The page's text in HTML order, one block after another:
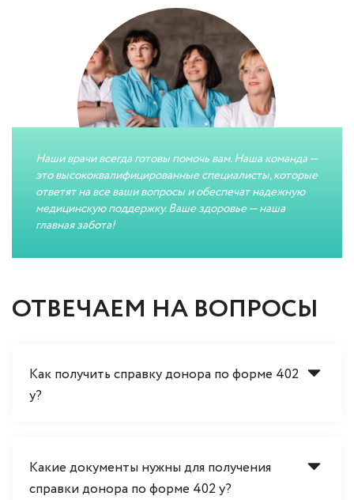
Наши врачи всегда готовы помочь вам. Наша команда —
это высококвалифицированные специалисты, которые
ответят на все ваши вопросы и обеспечат надежную
медицинскую поддержку. Ваше здоровье — наша
главная забота!
ОТВЕЧАЕМ НА ВОПРОСЫ
Как получить справку донора по форме 402
у?
Какие документы нужны для получения
справки донора по форме 402 у?